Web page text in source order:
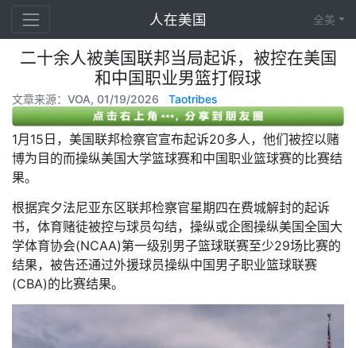
人在美国 全美
二十余人被美国联邦当局起诉，被控在美国
和中国职业男篮打假球
文章来源：VOA, 01/19/2026 Taotribes
1月15日，美国联邦检察官宣布起诉20多人，他们被控以赌
博为目的而操纵美国大学篮球赛和中国职业篮球赛的比赛结
果。
根据宾夕法尼亚东区联邦检察官星期四在费城解封的起诉
书，体育赌徒被控与球员勾结，操纵或企图操纵美国全国大
学体育协会(NCAA)第一级别男子篮球联赛至少29场比赛的
结果，被告还通过外援球员操纵中国男子职业篮球联赛
(CBA)的比赛结果。